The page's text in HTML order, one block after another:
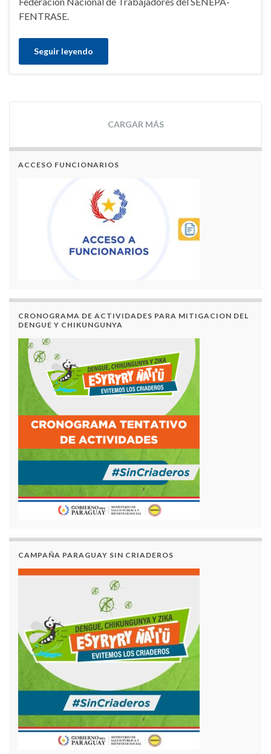
FENTRASE.
Seguir leyendo
CARGAR MÁS
ACCESO FUNCIONARIOS
CRONOGRAMA DE ACTIVIDADES PARA MITIGACION DEL
DENGUE Y CHIKUNGUNYA
CAMPAÑA PARAGUAY SIN CRIADEROS